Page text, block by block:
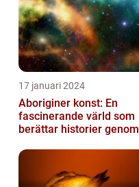
17 januari 2024
Aboriginer konst: En
fascinerande värld som
berättar historier genom